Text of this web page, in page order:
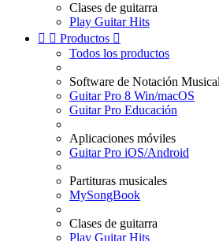
Clases de guitarra
Play Guitar Hits
  Productos 
Todos los productos
Software de Notación Musical
Guitar Pro 8 Win/macOS
Guitar Pro Educación
Aplicaciones móviles
Guitar Pro iOS/Android
Partituras musicales
MySongBook
Clases de guitarra
Play Guitar Hits